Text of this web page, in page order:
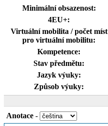
Minimální obsazenost:
4EU+:
Virtuální mobilita / počet míst
pro virtuální mobilitu:
Kompetence:
Stav předmětu:
Jazyk výuky:
Způsob výuky:
Anotace -